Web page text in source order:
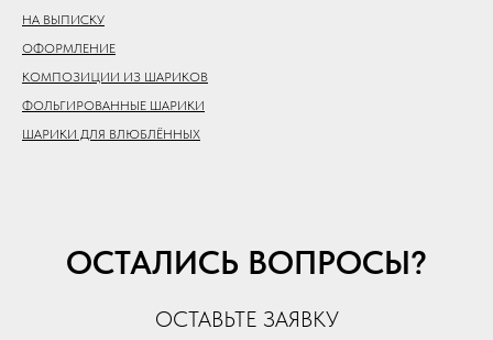
НА ВЫПИСКУ
ОФОРМЛЕНИЕ
КОМПОЗИЦИИ ИЗ ШАРИКОВ
ФОЛЬГИРОВАННЫЕ ШАРИКИ
ШАРИКИ ДЛЯ ВЛЮБЛЁННЫХ
ОСТАЛИСЬ ВОПРОСЫ?
ОСТАВЬТЕ ЗАЯВКУ